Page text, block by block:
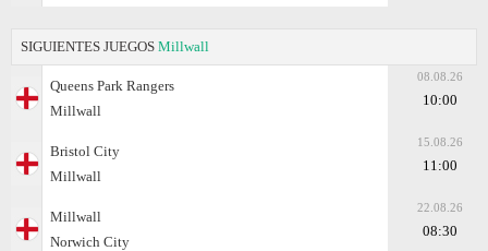
SIGUIENTES JUEGOS Millwall
Queens Park Rangers
Millwall
08.08.26
10:00
Bristol City
Millwall
15.08.26
11:00
Millwall
Norwich City
22.08.26
08:30